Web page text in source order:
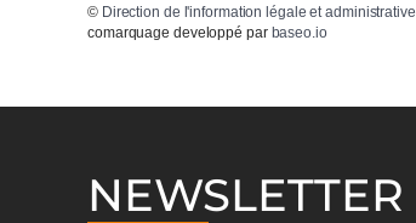
© Direction de l'information légale et administrative
comarquage developpé par baseo.io
NEWSLETTER